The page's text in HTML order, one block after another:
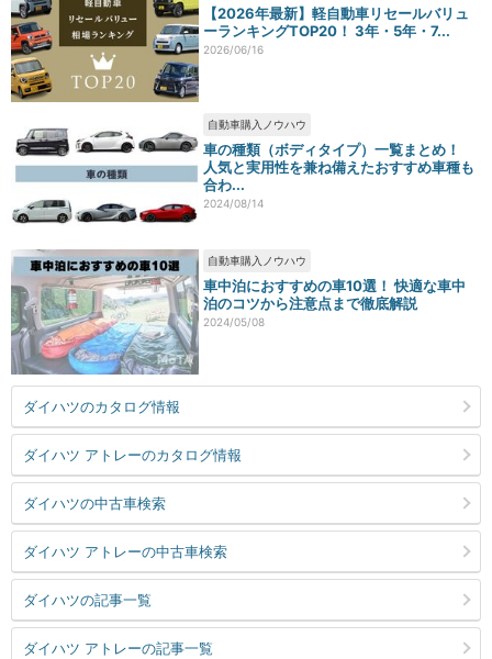
【2026年最新】軽自動車リセールバリュ
ーランキングTOP20！ 3年・5年・7...
2026/06/16
自動車購入ノウハウ
車の種類（ボディタイプ）一覧まとめ！
人気と実用性を兼ね備えたおすすめ車種も
合わ...
2024/08/14
自動車購入ノウハウ
車中泊におすすめの車10選！ 快適な車中
泊のコツから注意点まで徹底解説
2024/05/08
ダイハツのカタログ情報
ダイハツ アトレーのカタログ情報
ダイハツの中古車検索
ダイハツ アトレーの中古車検索
ダイハツの記事一覧
ダイハツ アトレーの記事一覧